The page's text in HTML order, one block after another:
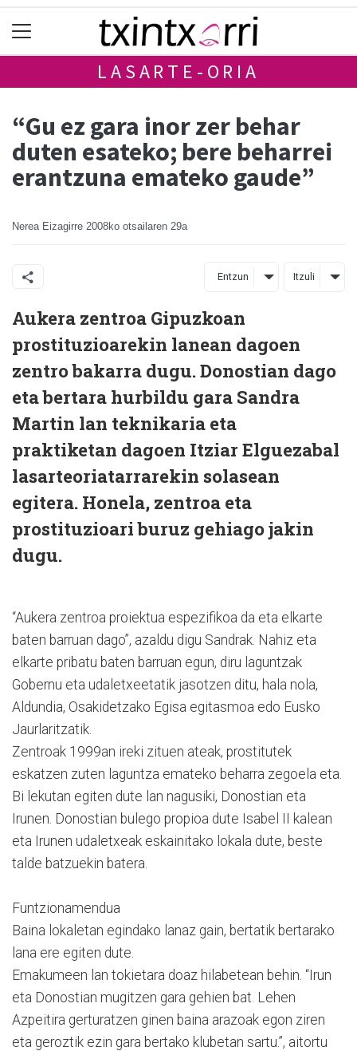
LASARTE-ORIA
“Gu ez gara inor zer behar
duten esateko; bere beharrei
erantzuna emateko gaude”
Nerea Eizagirre 2008ko otsailaren 29a
Entzun Itzuli
Aukera zentroa Gipuzkoan
prostituzioarekin lanean dagoen
zentro bakarra dugu. Donostian dago
eta bertara hurbildu gara Sandra
Martin lan teknikaria eta
praktiketan dagoen Itziar Elguezabal
lasarteoriatarrarekin solasean
egitera. Honela, zentroa eta
prostituzioari buruz gehiago jakin
dugu.
“Aukera zentroa proiektua espezifikoa da eta elkarte
baten barruan dago”, azaldu digu Sandrak. Nahiz eta
elkarte pribatu baten barruan egun, diru laguntzak
Gobernu eta udaletxeetatik jasotzen ditu, hala nola,
Aldundia, Osakidetzako Egisa egitasmoa edo Eusko
Jaurlaritzatik.
Zentroak 1999an ireki zituen ateak, prostitutek
eskatzen zuten laguntza emateko beharra zegoela eta.
Bi lekutan egiten dute lan nagusiki, Donostian eta
Irunen. Donostian bulego propioa dute Isabel II kalean
eta Irunen udaletxeak eskainitako lokala dute, beste
talde batzuekin batera.
Funtzionamendua
Baina lokaletan egindako lanaz gain, bertatik bertarako
lana ere egiten dute.
Emakumeen lan tokietara doaz hilabetean behin. “Irun
eta Donostian mugitzen gara gehien bat. Lehen
Azpeitira gerturatzen ginen baina arazoak egon ziren
eta geroztik ezin gara bertako klubetan sartu.”, aitortu